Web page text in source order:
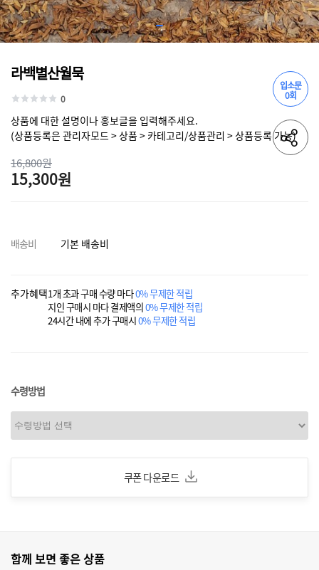
입소문
0회
라백별산월묵
0
상품에 대한 설명이나 홍보글을 입력해주세요.
(상품등록은 관리자모드 > 상품 > 카테고리/상품관리 > 상품등록 가능)
16,800원
15,300원
배송비 기본 배송비
추가혜택1개 초과 구매 수량 마다0% 무제한 적립
지인 구매시 마다 결제액의0% 무제한 적립
24시간 내에 추가 구매시0% 무제한 적립
수령방법
쿠폰 다운로드
함께 보면 좋은 상품